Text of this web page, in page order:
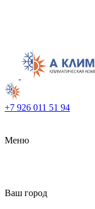
+7 926 011 51 94
Меню
Ваш город